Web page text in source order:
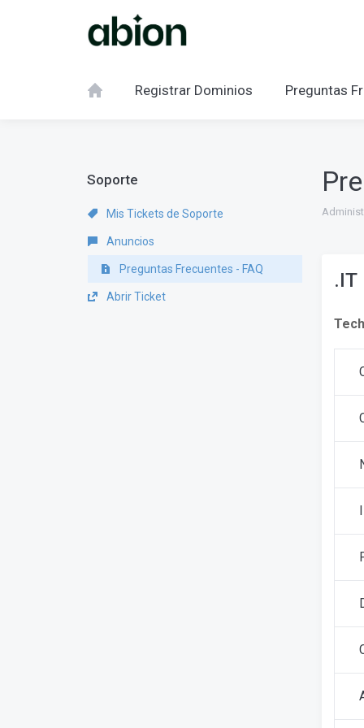
Registrar Dominios Preguntas
.IT
Soporte
Mis Tickets de Soporte
Anuncios
Preguntas Frecuentes - FAQ
Abrir Ticket